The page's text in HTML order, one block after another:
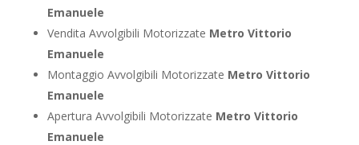
Emanuele
Vendita Avvolgibili Motorizzate Metro Vittorio
Emanuele
Montaggio Avvolgibili Motorizzate Metro Vittorio
Emanuele
Apertura Avvolgibili Motorizzate Metro Vittorio
Emanuele